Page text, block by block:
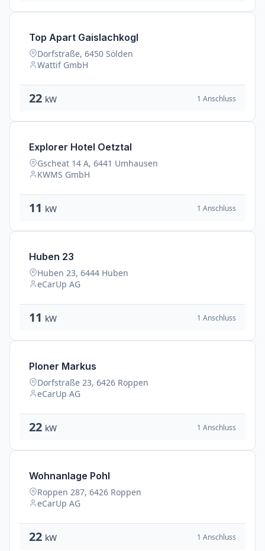
Top Apart Gaislachkogl
Dorfstraße, 6450 Sölden
Wattif GmbH
22 kW 1 Anschluss
Explorer Hotel Oetztal
Gscheat 14 A, 6441 Umhausen
KWMS GmbH
11 kW 1 Anschluss
Huben 23
Huben 23, 6444 Huben
eCarUp AG
11 kW 1 Anschluss
Ploner Markus
Dorfstraße 23, 6426 Roppen
eCarUp AG
22 kW 1 Anschluss
Wohnanlage Pohl
Roppen 287, 6426 Roppen
eCarUp AG
22 kW 1 Anschluss